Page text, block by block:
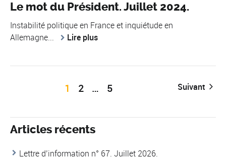
Le mot du Président. Juillet 2024.
Instabilité politique en France et inquiétude en
Allemagne...
Lire plus
1 2 … 5 Suivant
Articles récents
Lettre d’information n° 67. Juillet 2026.